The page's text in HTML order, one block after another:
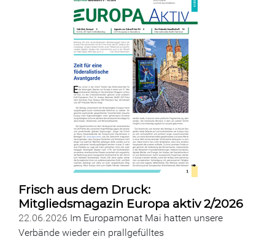
Frisch aus dem Druck:
Mitgliedsmagazin Europa aktiv 2/2026
22.06.2026 Im Europamonat Mai hatten unsere
Verbände wieder ein prallgefülltes